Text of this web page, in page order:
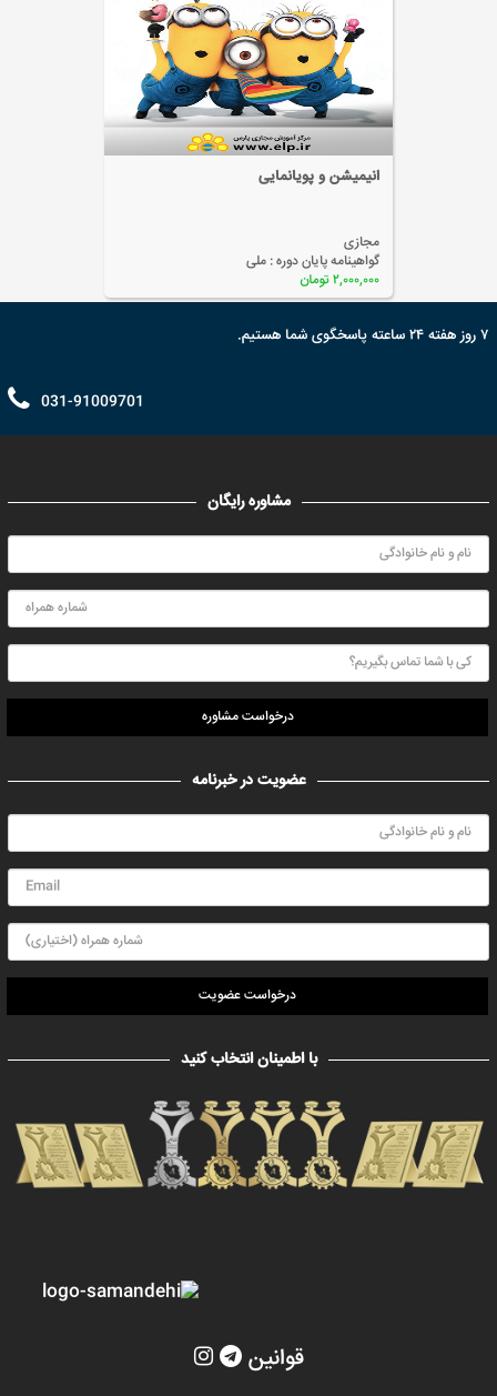
انیمیشن و پویانمایی
مجازی
گواهینامه پایان دوره : ملی
۲,۰۰۰,۰۰۰ تومان
۷ روز هفته ۲۴ ساعته پاسخگوی شما هستیم.
031-91009701
مشاوره رایگان
درخواست مشاوره
عضویت در خبرنامه
درخواست عضویت
با اطمینان انتخاب کنید
قوانین